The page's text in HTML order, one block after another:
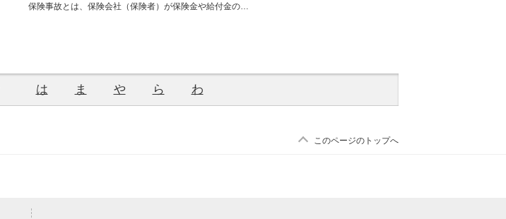
保険事故とは、保険会社（保険者）が保険金や給付金の…
は ま や ら わ
このページのトップへ